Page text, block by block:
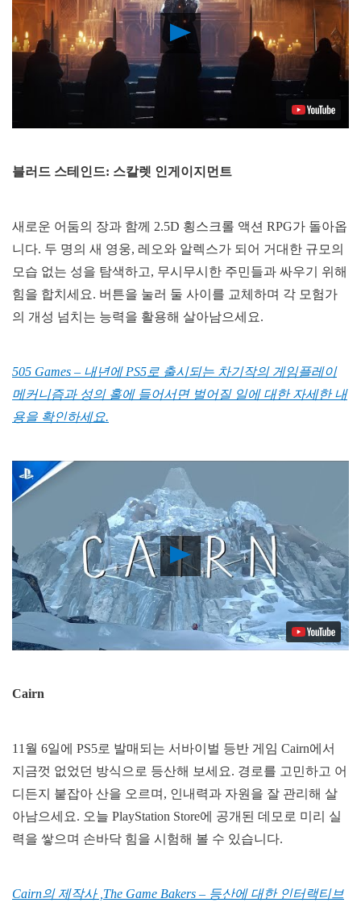
Play
Video
블러드 스테인드: 스칼렛 인게이지먼트
새로운 어둠의 장과 함께 2.5D 횡스크롤 액션 RPG가 돌아옵
니다. 두 명의 새 영웅, 레오와 알렉스가 되어 거대한 규모의
모습 없는 성을 탐색하고, 무시무시한 주민들과 싸우기 위해
힘을 합치세요. 버튼을 눌러 둘 사이를 교체하며 각 모험가
의 개성 넘치는 능력을 활용해 살아남으세요.
505 Games – 내년에 PS5로 출시되는 차기작의 게임플레이
메커니즘과 성의 홀에 들어서면 벌어질 일에 대한 자세한 내
용을 확인하세요.
Play
Video
Cairn
11월 6일에 PS5로 발매되는 서바이벌 등반 게임 Cairn에서
지금껏 없었던 방식으로 등산해 보세요. 경로를 고민하고 어
디든지 붙잡아 산을 오르며, 인내력과 자원을 잘 관리해 살
아남으세요. 오늘 PlayStation Store에 공개된 데모로 미리 실
력을 쌓으며 손바닥 힘을 시험해 볼 수 있습니다.
Cairn의 제작사 ,The Game Bakers – 등산에 대한 인터랙티브